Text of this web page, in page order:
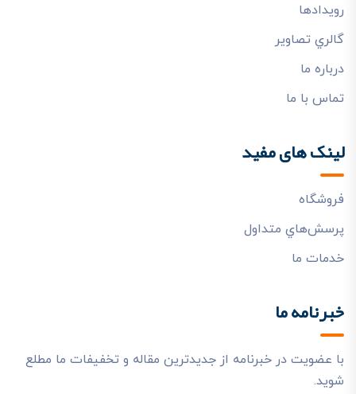
رويدادها
گالري تصاوير
درباره ما
تماس با ما
لینک های مفید
فروشگاه
پرسش‌هاي متداول
خدمات ما
خبرنامه ما
با عضویت در خبرنامه از جدیدترین مقاله و تخفیفات ما مطلع
شوید.